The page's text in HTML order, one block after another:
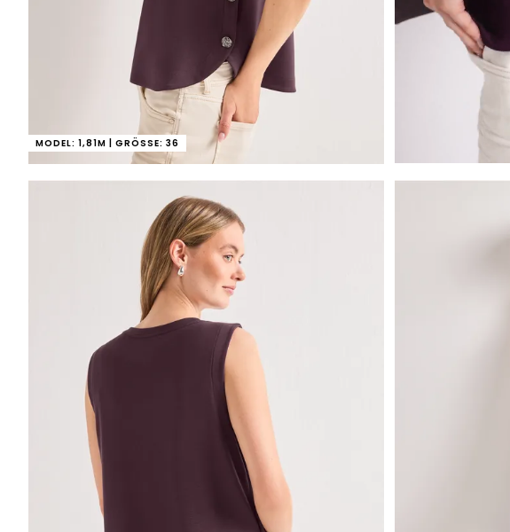
MODEL: 1,81M | GRÖSSE: 36